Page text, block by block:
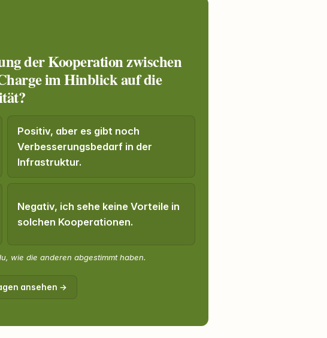
der Kooperation zwischen
im Hinblick auf die
Positiv, aber es gibt noch
Verbesserungsbedarf in der
Infrastruktur.
Negativ, ich sehe keine Vorteile in
solchen Kooperationen.
wie die anderen abgestimmt haben.
ansehen →